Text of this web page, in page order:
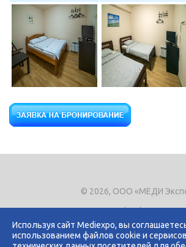
Используя сайт Mediexpo, вы
использованием файлов cookie и
© 2026, ООО «МЕДИ
Тел.+7 (495) 721-8866
E-mail:expo@mediexpo.ru
Контакты